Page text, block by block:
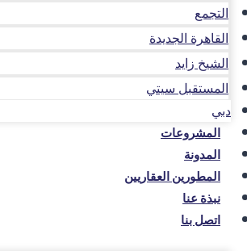
التجمع
القاهرة الجديدة
الشيخ زايد
المستقبل سيتي
دبي
المشروعات
المدونة
المطورين العقاريين
نبذة عنا
اتصل بنا